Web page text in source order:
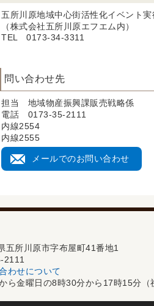
五所川原地域中心街活性化イベント
（株式会社五所川原エフエム内）
TEL 0173-34-3311
問い合わせ先
担当 地域物産振興課販売戦略係
電話 0173-35-2111
内線2554
内線2555
メールでのお問い合わせ
五所川原市字布屋町41番地1
2111
わせについて
ら金曜日の8時30分から17時15分（